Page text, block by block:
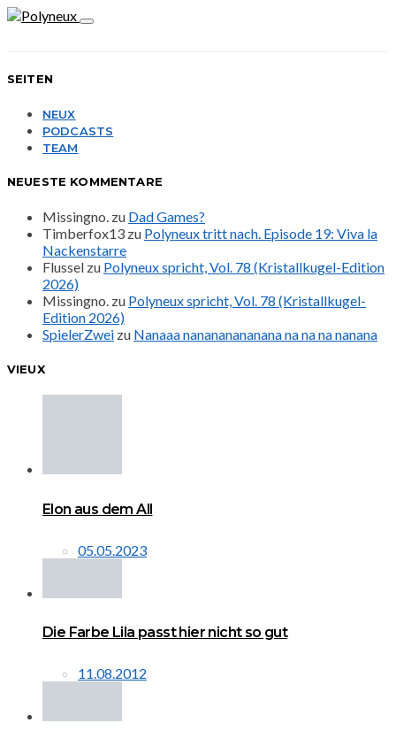
SEITEN
NEUX
PODCASTS
TEAM
NEUESTE KOMMENTARE
Missingno. zu Dad Games?
Timberfox13 zu Polyneux tritt nach. Episode 19: Viva la
Nackenstarre
Flussel zu Polyneux spricht, Vol. 78 (Kristallkugel-Edition
2026)
Missingno. zu Polyneux spricht, Vol. 78 (Kristallkugel-
Edition 2026)
SpielerZwei zu Nanaaa nanananananana na na na nanana
VIEUX
Elon aus dem All
05.05.2023
Die Farbe Lila passt hier nicht so gut
11.08.2012